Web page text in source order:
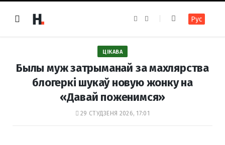
e
k
t
a
m
Рус
ЦІКАВА
Былы муж затрыманай за махлярства
блогеркі шукаў новую жонку на
«Давай поженимся»
29 СТУДЗЕНЯ 2026, 17:01